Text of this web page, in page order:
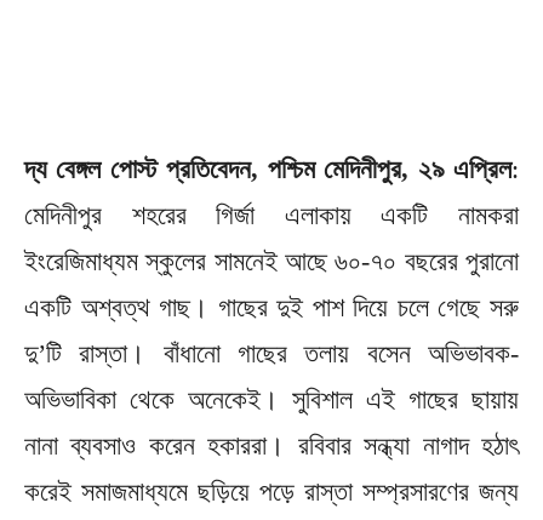
দ্য বেঙ্গল পোস্ট প্রতিবেদন, পশ্চিম মেদিনীপুর, ২৯ এপ্রিল:
মেদিনীপুর শহরের গির্জা এলাকায় একটি নামকরা
ইংরেজিমাধ্যম স্কুলের সামনেই আছে ৬০-৭০ বছরের পুরানো
একটি অশ্বত্থ গাছ। গাছের দুই পাশ দিয়ে চলে গেছে সরু
দু’টি রাস্তা। বাঁধানো গাছের তলায় বসেন অভিভাবক-
অভিভাবিকা থেকে অনেকেই। সুবিশাল এই গাছের ছায়ায়
নানা ব্যবসাও করেন হকাররা। রবিবার সন্ধ্যা নাগাদ হঠাৎ
করেই সমাজমাধ্যমে ছড়িয়ে পড়ে রাস্তা সম্প্রসারণের জন্য